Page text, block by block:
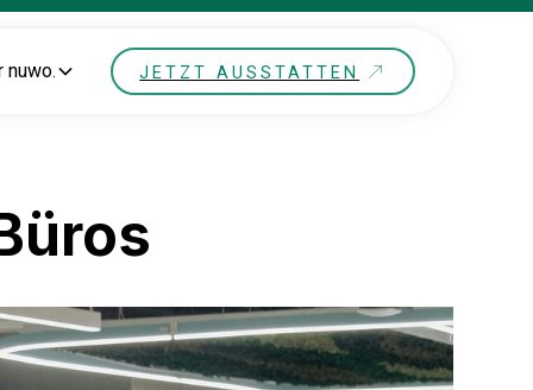
nuwo. JETZT AUSSTATTEN